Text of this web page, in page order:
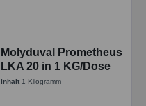
Molyduval Prometheus
LKA 20 in 1 KG/Dose
Synth. Hochtemperatur
Inhalt 1 Kilogramm